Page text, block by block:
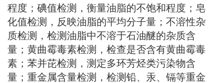
程度；碘值检测，衡量油脂的不饱和程度；皂
化值检测，反映油脂的平均分子量；不溶性杂
质检测，检测油脂中不溶于石油醚的杂质含
量；黄曲霉毒素检测，检查是否含有黄曲霉毒
素；苯并芘检测，测定多环芳烃类污染物含
量；重金属含量检测，检测铅、汞、镉等重金